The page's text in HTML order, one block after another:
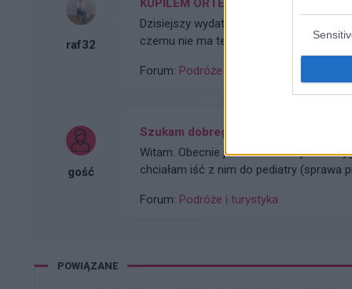
raf32
KUPILEM ORTEZE ZA 100 ZL
Dzisiejszy wydatek byl niestety
czemu nie ma tez zadnego bolu. Da sie
stanowi zbyt wiele, ale zawsze cos.
Forum: Podróże i turystyka
gość
Szukam dobrego pediatry w Londynie
Witam. Obecnie jestem w Londynie na
chciałam iść z nim do pediatry (sprawa
Forum: Podróże i turystyka
POWIĄZANE